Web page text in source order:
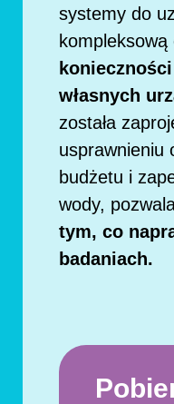
systemy do
kompleksową
własnych
została
usprawnieniu
budżetu i
wody,
tym, co
badaniach.